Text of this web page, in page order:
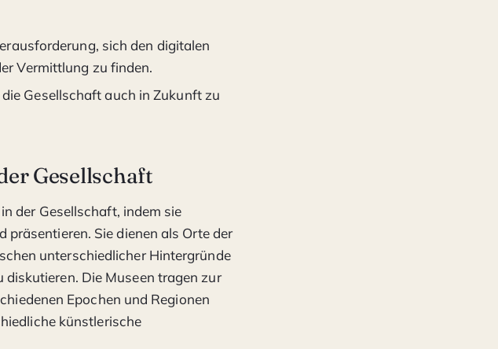
sich den digitalen
Vermittlung zu finden.
Gesellschaft auch in Zukunft zu
Gesellschaft
der Gesellschaft, indem sie
Sie dienen als Orte der
unterschiedlicher Hintergründe
Die Museen tragen zur
Epochen und Regionen
künstlerische